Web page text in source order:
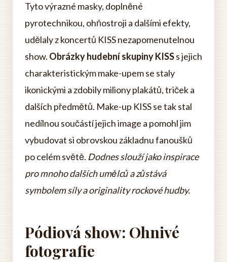
Tyto výrazné masky, doplněné
pyrotechnikou, ohňostroji a dalšími efekty,
udělaly z koncertů KISS nezapomenutelnou
show. Obrázky hudební skupiny KISSs jejich
charakteristickým make-upem se staly
ikonickými a zdobily miliony plakátů, triček a
dalších předmětů. Make-up KISS se tak stal
nedílnou součástí jejich image a pomohl jim
vybudovat si obrovskou základnu fanoušků
po celém světě. Dodnes slouží jako inspirace
pro mnoho dalších umělců a zůstává
symbolem síly a originality rockové hudby.
Pódiová show: Ohnivé
fotografie